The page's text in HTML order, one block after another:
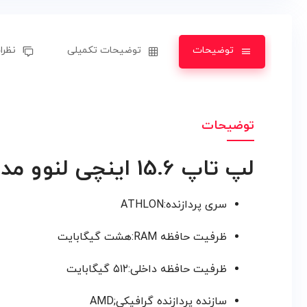
توضیحات توضیحات تکمیلی
توضیحات
لپ تاپ 15.6 اینچی لنوو مدل V15 G4 AMN-Athlon Silver 7120U 8GB 512SSD
سری پردازنده:ATHLON
ظرفیت حافظه RAM:هشت گیگابایت
ظرفیت حافظه داخلی:۵۱۲ گیگابایت
سازنده پردازنده گرافیکی;AMD